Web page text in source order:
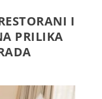
I
PRILIKA